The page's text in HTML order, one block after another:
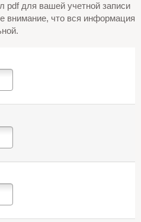
pdf для вашей учетной записи
внимание, что вся информация